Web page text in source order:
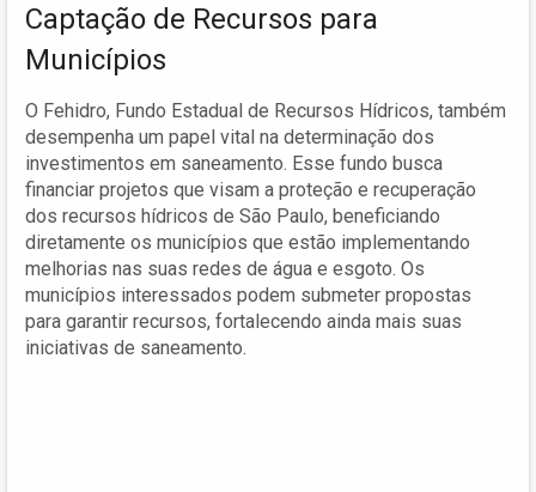
Captação de Recursos para
Municípios
O Fehidro, Fundo Estadual de Recursos Hídricos, também
desempenha um papel vital na determinação dos
investimentos em saneamento. Esse fundo busca
financiar projetos que visam a proteção e recuperação
dos recursos hídricos de São Paulo, beneficiando
diretamente os municípios que estão implementando
melhorias nas suas redes de água e esgoto. Os
municípios interessados podem submeter propostas
para garantir recursos, fortalecendo ainda mais suas
iniciativas de saneamento.